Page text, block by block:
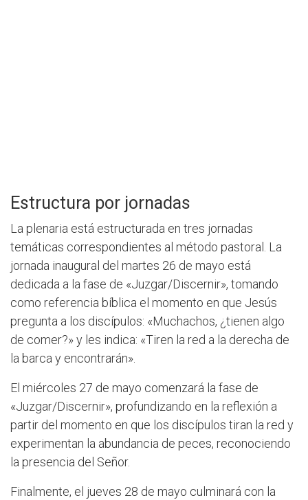
Estructura por jornadas
La plenaria está estructurada en tres jornadas
temáticas correspondientes al método pastoral. La
jornada inaugural del martes 26 de mayo está
dedicada a la fase de «Juzgar/Discernir», tomando
como referencia bíblica el momento en que Jesús
pregunta a los discípulos: «Muchachos, ¿tienen algo
de comer?» y les indica: «Tiren la red a la derecha de
la barca y encontrarán».
El miércoles 27 de mayo comenzará la fase de
«Juzgar/Discernir», profundizando en la reflexión a
partir del momento en que los discípulos tiran la red y
experimentan la abundancia de peces, reconociendo
la presencia del Señor.
Finalmente, el jueves 28 de mayo culminará con la